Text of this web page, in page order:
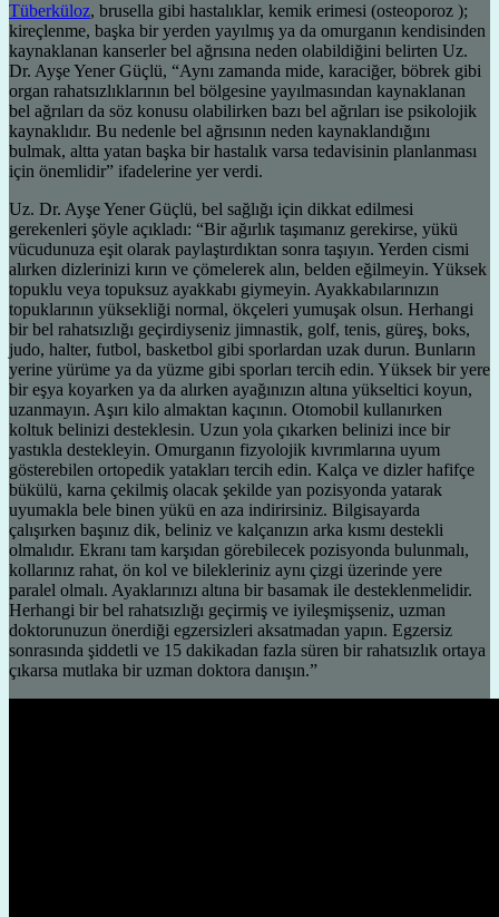
Tüberküloz, brusella gibi hastalıklar, kemik erimesi (osteoporoz );
kireçlenme, başka bir yerden yayılmış ya da omurganın kendisinden
kaynaklanan kanserler bel ağrısına neden olabildiğini belirten Uz.
Dr. Ayşe Yener Güçlü, “Aynı zamanda mide, karaciğer, böbrek gibi
organ rahatsızlıklarının bel bölgesine yayılmasından kaynaklanan
bel ağrıları da söz konusu olabilirken bazı bel ağrıları ise psikolojik
kaynaklıdır. Bu nedenle bel ağrısının neden kaynaklandığını
bulmak, altta yatan başka bir hastalık varsa tedavisinin planlanması
için önemlidir” ifadelerine yer verdi.
Uz. Dr. Ayşe Yener Güçlü, bel sağlığı için dikkat edilmesi
gerekenleri şöyle açıkladı: “Bir ağırlık taşımanız gerekirse, yükü
vücudunuza eşit olarak paylaştırdıktan sonra taşıyın. Yerden cismi
alırken dizlerinizi kırın ve çömelerek alın, belden eğilmeyin. Yüksek
topuklu veya topuksuz ayakkabı giymeyin. Ayakkabılarınızın
topuklarının yüksekliği normal, ökçeleri yumuşak olsun. Herhangi
bir bel rahatsızlığı geçirdiyseniz jimnastik, golf, tenis, güreş, boks,
judo, halter, futbol, basketbol gibi sporlardan uzak durun. Bunların
yerine yürüme ya da yüzme gibi sporları tercih edin. Yüksek bir yere
bir eşya koyarken ya da alırken ayağınızın altına yükseltici koyun,
uzanmayın. Aşırı kilo almaktan kaçının. Otomobil kullanırken
koltuk belinizi desteklesin. Uzun yola çıkarken belinizi ince bir
yastıkla destekleyin. Omurganın fizyolojik kıvrımlarına uyum
gösterebilen ortopedik yatakları tercih edin. Kalça ve dizler hafifçe
bükülü, karna çekilmiş olacak şekilde yan pozisyonda yatarak
uyumakla bele binen yükü en aza indirirsiniz. Bilgisayarda
çalışırken başınız dik, beliniz ve kalçanızın arka kısmı destekli
olmalıdır. Ekranı tam karşıdan görebilecek pozisyonda bulunmalı,
kollarınız rahat, ön kol ve bilekleriniz aynı çizgi üzerinde yere
paralel olmalı. Ayaklarınızı altına bir basamak ile desteklenmelidir.
Herhangi bir bel rahatsızlığı geçirmiş ve iyileşmişseniz, uzman
doktorunuzun önerdiği egzersizleri aksatmadan yapın. Egzersiz
sonrasında şiddetli ve 15 dakikadan fazla süren bir rahatsızlık ortaya
çıkarsa mutlaka bir uzman doktora danışın.”